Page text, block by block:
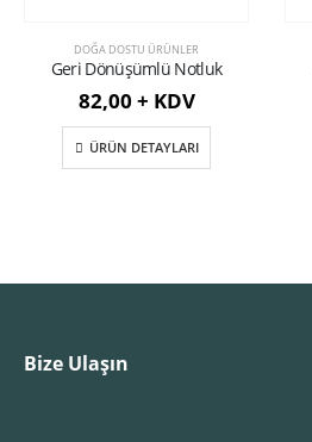
DOĞA DOSTU ÜRÜNLER
Geri Dönüşümlü Notluk
82,00 + KDV
ÜRÜN DETAYLARI
Bize Ulaşın